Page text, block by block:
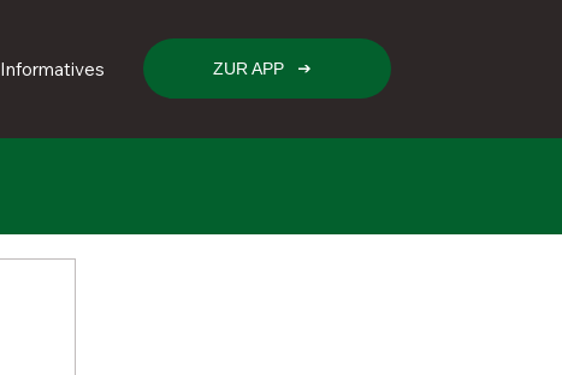
Informatives ZUR APP